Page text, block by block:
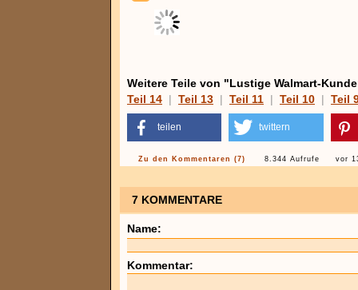
Weitere Teile von "Lustige Walmart-
Teil 14 | Teil 13 | Teil 11 | Teil 10 | Teil
teilen twittern
Zu den Kommentaren (7) 8.344 Aufrufe vor
7 KOMMENTARE
Name:
Kommentar: